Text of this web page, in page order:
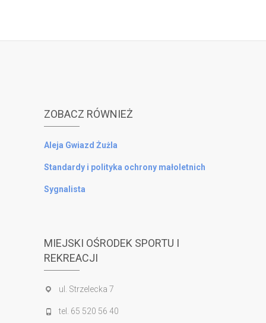
ZOBACZ RÓWNIEŻ
Aleja Gwiazd Żużla
Standardy i polityka ochrony małoletnich
Sygnalista
MIEJSKI OŚRODEK SPORTU I
REKREACJI
ul. Strzelecka 7
tel. 65 520 56 40